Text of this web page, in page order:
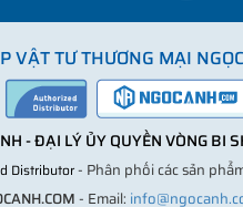
VẬT TƯ THƯƠNG MẠI
- ĐẠI LÝ ỦY QUYỀN VÒNG BI
Distributor- Phân phối các sản
- Email: